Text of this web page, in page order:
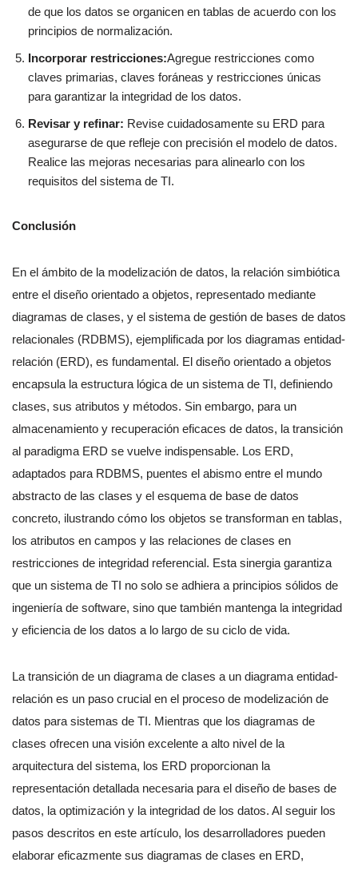
de que los datos se organicen en tablas de acuerdo con los
principios de normalización.
Incorporar restricciones:Agregue restricciones como
claves primarias, claves foráneas y restricciones únicas
para garantizar la integridad de los datos.
Revisar y refinar: Revise cuidadosamente su ERD para
asegurarse de que refleje con precisión el modelo de datos.
Realice las mejoras necesarias para alinearlo con los
requisitos del sistema de TI.
Conclusión
En el ámbito de la modelización de datos, la relación simbiótica
entre el diseño orientado a objetos, representado mediante
diagramas de clases, y el sistema de gestión de bases de datos
relacionales (RDBMS), ejemplificada por los diagramas entidad-
relación (ERD), es fundamental. El diseño orientado a objetos
encapsula la estructura lógica de un sistema de TI, definiendo
clases, sus atributos y métodos. Sin embargo, para un
almacenamiento y recuperación eficaces de datos, la transición
al paradigma ERD se vuelve indispensable. Los ERD,
adaptados para RDBMS, puentes el abismo entre el mundo
abstracto de las clases y el esquema de base de datos
concreto, ilustrando cómo los objetos se transforman en tablas,
los atributos en campos y las relaciones de clases en
restricciones de integridad referencial. Esta sinergia garantiza
que un sistema de TI no solo se adhiera a principios sólidos de
ingeniería de software, sino que también mantenga la integridad
y eficiencia de los datos a lo largo de su ciclo de vida.
La transición de un diagrama de clases a un diagrama entidad-
relación es un paso crucial en el proceso de modelización de
datos para sistemas de TI. Mientras que los diagramas de
clases ofrecen una visión excelente a alto nivel de la
arquitectura del sistema, los ERD proporcionan la
representación detallada necesaria para el diseño de bases de
datos, la optimización y la integridad de los datos. Al seguir los
pasos descritos en este artículo, los desarrolladores pueden
elaborar eficazmente sus diagramas de clases en ERD,